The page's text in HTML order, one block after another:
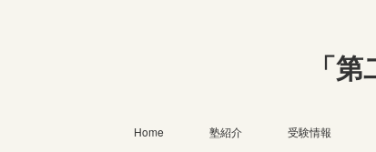
「
Home 塾紹介 受験情報